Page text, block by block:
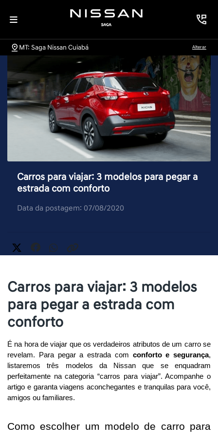
MT: Saga Nissan Cuiabá Alterar
Carros para viajar: 3 modelos para pegar a
estrada com conforto
Data da postagem: 07/08/2020
Carros para viajar: 3 modelos
para pegar a estrada com
conforto
É na hora de viajar que os verdadeiros atributos de um carro se
revelam. Para pegar a estrada com conforto e segurança,
listaremos três modelos da Nissan que se enquadram
perfeitamente na categoria “carros para viajar”. Acompanhe o
artigo e garanta viagens aconchegantes e tranquilas para você,
amigos ou familiares.
Como escolher um modelo de carro para